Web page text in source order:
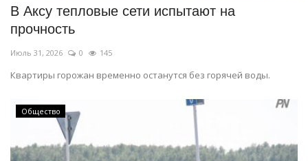
В Аксу тепловые сети испытают на
прочность
Июль 31, 2026 0 145
Квартиры горожан временно останутся без горячей воды.
Общество